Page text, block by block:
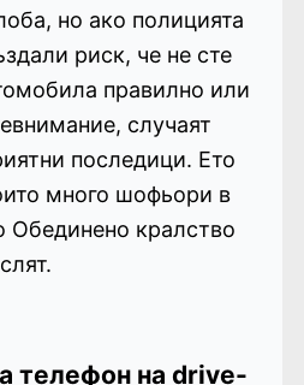
но ако полицията
риск, че не сте
правилно или
случаят
последици. Ето
много шофьори в
Обединено кралство
телефон на drive-